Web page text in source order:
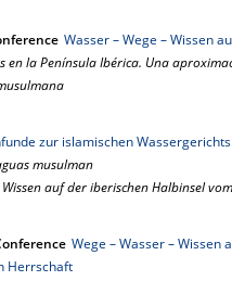
Wasser – Wege – Wissen
en la Península Ibérica. Una
zur islamischen
musulman
Wissen auf der iberischen Halbinsel
Wege – Wasser –
Herrschaft